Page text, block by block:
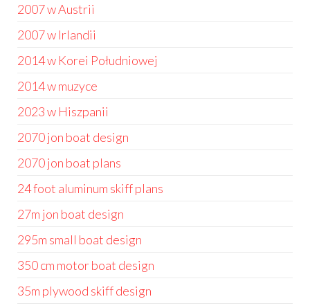
2007 w Austrii
2007 w Irlandii
2014 w Korei Południowej
2014 w muzyce
2023 w Hiszpanii
2070 jon boat design
2070 jon boat plans
24 foot aluminum skiff plans
27m jon boat design
295m small boat design
350 cm motor boat design
35m plywood skiff design